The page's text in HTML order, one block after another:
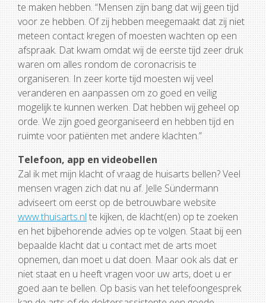
te maken hebben. “Mensen zijn bang dat wij geen tijd
voor ze hebben. Of zij hebben meegemaakt dat zij niet
meteen contact kregen of moesten wachten op een
afspraak. Dat kwam omdat wij de eerste tijd zeer druk
waren om alles rondom de coronacrisis te
organiseren. In zeer korte tijd moesten wij veel
veranderen en aanpassen om zo goed en veilig
mogelijk te kunnen werken. Dat hebben wij geheel op
orde. We zijn goed georganiseerd en hebben tijd en
ruimte voor patiënten met andere klachten.”
Telefoon, app en videobellen
Zal ik met mijn klacht of vraag de huisarts bellen? Veel
mensen vragen zich dat nu af. Jelle Sündermann
adviseert om eerst op de betrouwbare website
www.thuisarts.nlte kijken, de klacht(en) op te zoeken
en het bijbehorende advies op te volgen. Staat bij een
bepaalde klacht dat u contact met de arts moet
opnemen, dan moet u dat doen. Maar ook als dat er
niet staat en u heeft vragen voor uw arts, doet u er
goed aan te bellen. Op basis van het telefoongesprek